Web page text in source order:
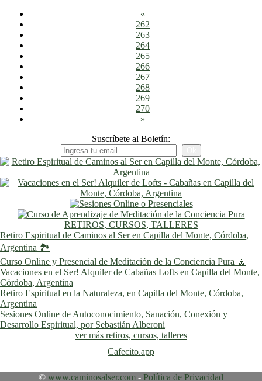
«
262
263
264
265
266
267
268
269
270
»
Suscríbete al Boletín:
RETIROS, CURSOS, TALLERES
Retiro Espiritual de Caminos al Ser en Capilla del Monte, Córdoba,
Argentina 🏞️
Curso Online y Presencial de Meditación de la Conciencia Pura 🧘
Vacaciones en el Ser! Alquiler de Cabañas Lofts en Capilla del Monte,
Córdoba, Argentina
Retiro Espiritual en la Naturaleza, en Capilla del Monte, Córdoba,
Argentina
Sesiones Online de Autoconocimiento, Sanación, Conexión y
Desarrollo Espiritual, por Sebastián Alberoni
ver más retiros, cursos, talleres
Cafecito.app
© www.caminosalser.com - Política de Privacidad